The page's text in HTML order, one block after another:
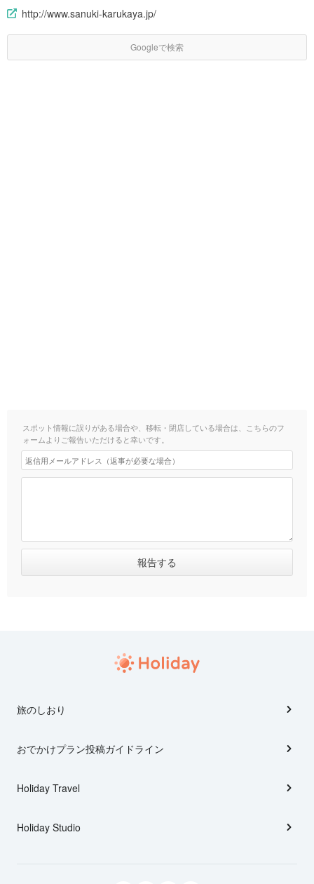
http://www.sanuki-karukaya.jp/
Googleで検索
スポット情報に誤りがある場合や、移転・閉店している場合は、こちらのフ
ォームよりご報告いただけると幸いです。
旅のしおり
おでかけプラン投稿ガイドライン
Holiday Travel
Holiday Studio